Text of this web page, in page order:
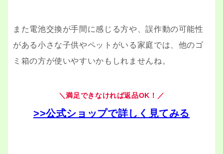
また電池交換が手間に感じる方や、誤作動の可能性
がある小さな子供やペットがいる家庭では、他のゴ
ミ箱の方が使いやすいかもしれませんね。
＼満足できなければ返品OK！／
>>公式ショップで詳しく見てみる